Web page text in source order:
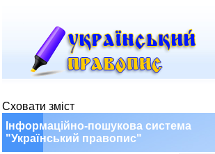
Сховати зміст
Інформаційно-пошукова система
"Український правопис"